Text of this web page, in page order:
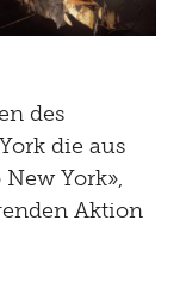
des
die aus
York»,
Aktion